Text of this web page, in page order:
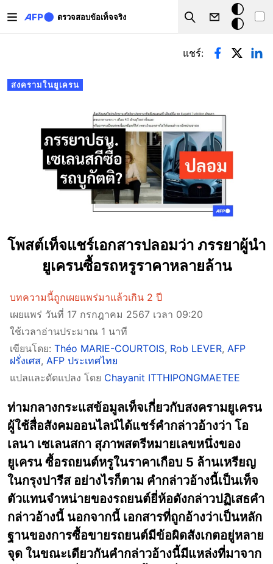
ตรวจสอบข้อเท็จจริง
Search
โหมด
มืด
Primary tabs
สงครามในยูเครน
แชร์:
โพสต์เท็จแชร์เอกสารปลอมว่า ภรรยาผู้นำ
ยูเครนซื้อรถหรูราคาหลายล้าน
บทความนี้ถูกเผยแพร่มาแล้วเกิน 2 ปี
เผยแพร่ วันที่ 17 กรกฎาคม 2567 เวลา 09:20
ใช้เวลาอ่านประมาณ 1 นาที
เขียนโดย: Théo MARIE-COURTOIS, Rob LEVER, AFP
ฝรั่งเศส, AFP ประเทศไทย
แปลและดัดแปลง โดย Chayanit ITTHIPONGMAETEE
ท่ามกลางกระแสข้อมูลเท็จเกี่ยวกับสงครามยูเครน
ผู้ใช้สื่อสังคมออนไลน์ได้แชร์คำกล่าวอ้างว่า โอ
เลนา เซเลนสกา สุภาพสตรีหมายเลขหนึ่งของ
ยูเครน ซื้อรถยนต์หรูในราคาเกือบ 5 ล้านเหรียญ
ในกรุงปารีส อย่างไรก็ตาม คำกล่าวอ้างนี้เป็นเท็จ
ตัวแทนจำหน่ายของรถยนต์ยี่ห้อดังกล่าวปฏิเสธคำ
กล่าวอ้างนี้ นอกจากนี้ เอกสารที่ถูกอ้างว่าเป็นหลัก
ฐานของการซื้อขายรถยนต์มีข้อผิดสังเกตอยู่หลาย
จุด ในขณะเดียวกันคำกล่าวอ้างนี้มีแหล่งที่มาจาก